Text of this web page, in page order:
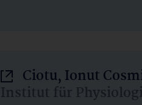
Ciotu, Ionut
Institut für